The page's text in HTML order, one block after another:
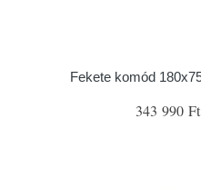
Fekete komód
343 990 Ft